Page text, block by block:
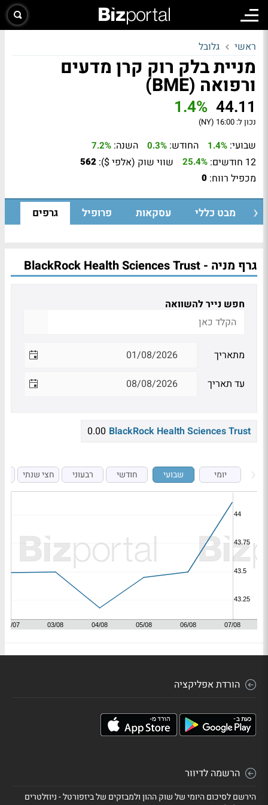
ראשי גלובל
מניית בלק רוק קרן מדעים
ורפואה (BME)
44.11
1.4%
נכון ל: 16:00 (NY)
שבועי: 1.4% החודש: 0.3% השנה: 7.2%
12 חודשים: 25.4% שווי שוק (אלפי $): 562
מכפיל רווח: 0
מבט כללי עסקאות פרופיל גרפים
גרף מניה - BlackRock Health Sciences Trust
חפש נייר להשוואה
מתאריך
עד תאריך
BlackRock Health Sciences Trust
0.00
יומי שבועי חודשי רבעוני חצי שנתי
הורדת אפליקציה
הרשמה לדיוור
הירשם לסיכום היומי של שוק ההון ולמבזקים של ביזפורטל - ניוזלטרים